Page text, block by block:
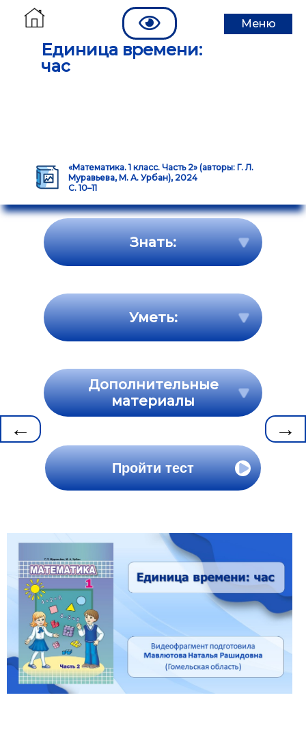
Единица времени:
час
Меню
«Математика. 1 класс. Часть 2» (авторы: Г. Л.
Муравьева, М. А. Урбан), 2024
С. 10–11
← →
Знать:
Уметь:
Дополнительные
материалы
Пройти тест